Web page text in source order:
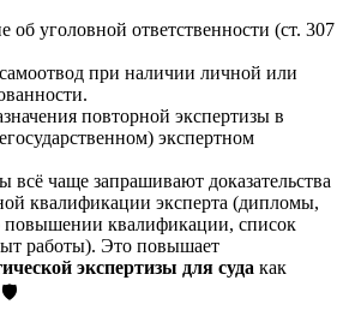
об уголовной ответственности (ст. 307
при наличии личной или
повторной экспертизы в
экспертном
всё чаще запрашивают доказательства
квалификации эксперта (дипломы,
повышении квалификации, список
работы). Это повышает
экспертизы для суда как
🛡️